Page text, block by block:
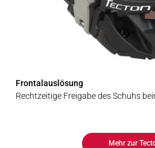
Frontalauslösung
Rechtzeitige Freigabe des Schuhs
Mehr zur